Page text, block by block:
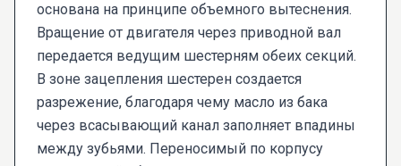
основана на принципе объемного вытеснения.
Вращение от двигателя через приводной вал
передается ведущим шестерням обеих секций.
В зоне зацепления шестерен создается
разрежение, благодаря чему масло из бака
через всасывающий канал заполняет впадины
между зубьями. Переносимый по корпусу